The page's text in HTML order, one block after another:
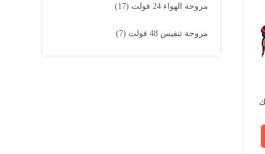
مروحة الهواء 24 فولت (17)
مروحة تنفيس 48 فولت (7)